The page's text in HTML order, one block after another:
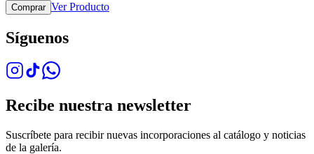
Comprar Ver Producto
Síguenos
Recibe nuestra newsletter
Suscríbete para recibir nuevas incorporaciones al catálogo y noticias
de la galería.